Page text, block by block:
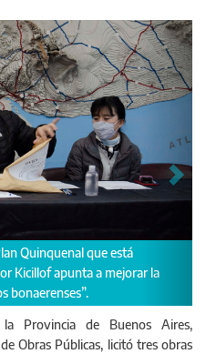
mejorarán la conectividad
producción regional y la
Provincia de Buenos Aires,
Obras Públicas, licitó tres obras